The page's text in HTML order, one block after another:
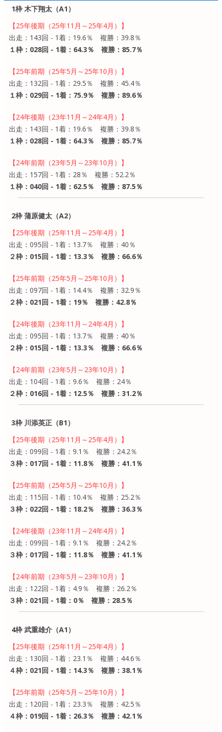
1枠 木下翔太（A1）
【25年後期（25年11月～25年4月）】
出走：143回 - 1着：19.6％ 複勝：39.8％
１枠：028回 - 1着：64.3％ 複勝：85.7％
【25年前期（25年5月～25年10月）】
出走：132回 - 1着：29.5％ 複勝：45.4％
１枠：029回 - 1着：75.9％ 複勝：89.6％
【24年後期（23年11月～24年4月）】
出走：143回 - 1着：19.6％ 複勝：39.8％
１枠：028回 - 1着：64.3％ 複勝：85.7％
【24年前期（23年5月～23年10月）】
出走：157回 - 1着：28％ 複勝：52.2％
１枠：040回 - 1着：62.5％ 複勝：87.5％
2枠 蒲原健太（A2）
【25年後期（25年11月～25年4月）】
出走：095回 - 1着：13.7％ 複勝：40％
２枠：015回 - 1着：13.3％ 複勝：66.6％
【25年前期（25年5月～25年10月）】
出走：097回 - 1着：14.4％ 複勝：32.9％
２枠：021回 - 1着：19％ 複勝：42.8％
【24年後期（23年11月～24年4月）】
出走：095回 - 1着：13.7％ 複勝：40％
２枠：015回 - 1着：13.3％ 複勝：66.6％
【24年前期（23年5月～23年10月）】
出走：104回 - 1着：9.6％ 複勝：24％
２枠：016回 - 1着：12.5％ 複勝：31.2％
3枠 川添英正（B1）
【25年後期（25年11月～25年4月）】
出走：099回 - 1着：9.1％ 複勝：24.2％
３枠：017回 - 1着：11.8％ 複勝：41.1％
【25年前期（25年5月～25年10月）】
出走：115回 - 1着：10.4％ 複勝：25.2％
３枠：022回 - 1着：18.2％ 複勝：36.3％
【24年後期（23年11月～24年4月）】
出走：099回 - 1着：9.1％ 複勝：24.2％
３枠：017回 - 1着：11.8％ 複勝：41.1％
【24年前期（23年5月～23年10月）】
出走：122回 - 1着：4.9％ 複勝：26.2％
３枠：021回 - 1着：0％ 複勝：28.5％
4枠 武重雄介（A1）
【25年後期（25年11月～25年4月）】
出走：130回 - 1着：23.1％ 複勝：44.6％
４枠：021回 - 1着：14.3％ 複勝：38.1％
【25年前期（25年5月～25年10月）】
出走：120回 - 1着：23.3％ 複勝：42.5％
４枠：019回 - 1着：26.3％ 複勝：42.1％